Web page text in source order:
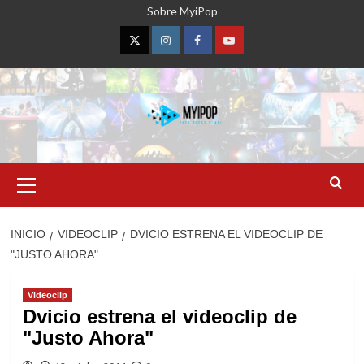
Sobre MyiPop
TwitterInstagramFacebookYouTube
primario
INICIO VIDEOCLIP
DVICIO ESTRENA EL VIDEOCLIP DE
"JUSTO AHORA"
Videoclip
Dvicio estrena el videoclip de
"Justo Ahora"